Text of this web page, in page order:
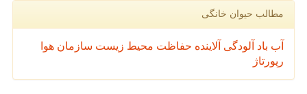
مطالب حیوان خانگی
آب باد آلودگی آلاینده حفاظت محیط زیست سازمان هوا
رپورتاژ